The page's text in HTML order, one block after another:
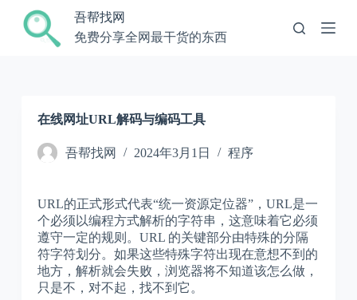
跳
过
吾帮找网
免费分享全网最干货的东西
在线网址URL解码与编码工具
吾帮找网 2024年3月1日 程序
URL的正式形式代表“统一资源定位器”，URL是一
个必须以编程方式解析的字符串，这意味着它必须
遵守一定的规则。URL 的关键部分由特殊的分隔
符字符划分。如果这些特殊字符出现在意想不到的
地方，解析就会失败，浏览器将不知道该怎么做，
只是不，对不起，找不到它。